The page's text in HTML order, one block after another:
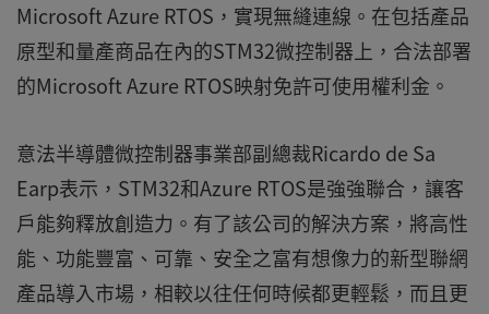
Microsoft Azure RTOS，實現無縫連線。在包括產品
原型和量產商品在內的STM32微控制器上，合法部署
的Microsoft Azure RTOS映射免許可使用權利金。
意法半導體微控制器事業部副總裁Ricardo de Sa
Earp表示，STM32和Azure RTOS是強強聯合，讓客
戶能夠釋放創造力。有了該公司的解決方案，將高性
能、功能豐富、可靠、安全之富有想像力的新型聯網
產品導入市場，相較以往任何時候都更輕鬆，而且更